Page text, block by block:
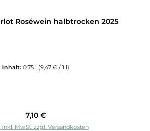
Roséwein halbtrocken 2025
Inhalt: 0.75 l (9,47 € / 1 l)
Regulärer Preis:
7,10 €
inkl. MwSt. zzgl. Versandkosten